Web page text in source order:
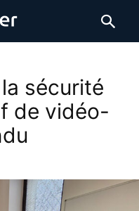
sécurité
de vidéo-